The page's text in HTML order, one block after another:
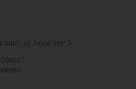
für Systainer³ S